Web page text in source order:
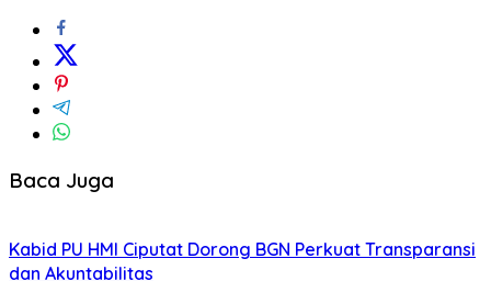
Baca Juga
Kabid PU HMI Ciputat Dorong BGN Perkuat Transparansi
dan Akuntabilitas